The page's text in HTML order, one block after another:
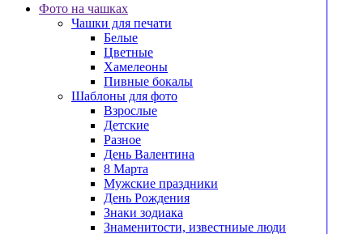
Фото на чашках
Чашки для печати
Белые
Цветные
Хамелеоны
Пивные бокалы
Шаблоны для фото
Взрослые
Детские
Разное
День Валентина
8 Марта
Мужские праздники
День Рождения
Знаки зодиака
Знаменитости, известниые люди